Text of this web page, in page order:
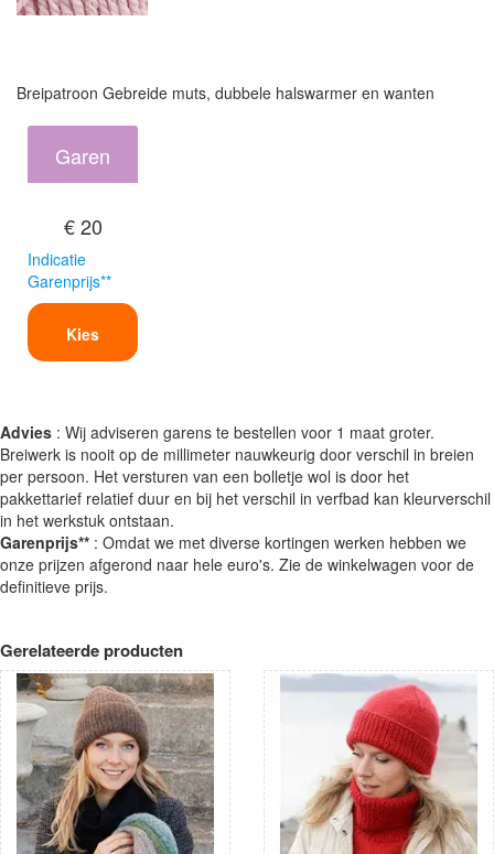
Breipatroon Gebreide muts, dubbele halswarmer en wanten
Garen
€ 20
Indicatie
Garenprijs**
Kies
Advies : Wij adviseren garens te bestellen voor 1 maat groter.
Breiwerk is nooit op de millimeter nauwkeurig door verschil in breien
per persoon. Het versturen van een bolletje wol is door het
pakkettarief relatief duur en bij het verschil in verfbad kan kleurverschil
in het werkstuk ontstaan.
Garenprijs** : Omdat we met diverse kortingen werken hebben we
onze prijzen afgerond naar hele euro's. Zie de winkelwagen voor de
definitieve prijs.
Gerelateerde producten